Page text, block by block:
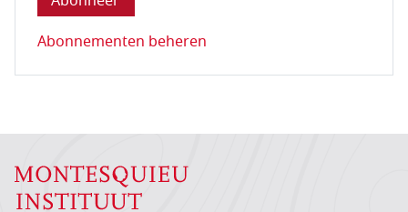
Abonnementen beheren